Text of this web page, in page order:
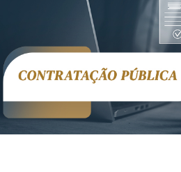
Receba por
Av. Sete de
Telefone (41)